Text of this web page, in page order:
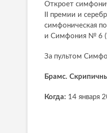
Откроет
II премии и
симфоническая
и Симфония № 6
За пультом
Брамс.
Когда: 14 января